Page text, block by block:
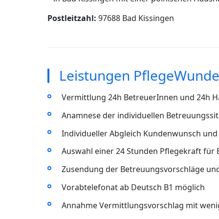
Postleitzahl: 97688 Bad Kissingen
Leistungen
Vermittlung 24h BetreuerInnen und 24h
Anamnese der individuellen
Individueller Abgleich Kundenwunsch
Auswahl einer 24 Stunden Pflegekraft für
Zusendung der Betreuungsvorschläge
Vorabtelefonat ab Deutsch B1 möglich
Annahme Vermittlungsvorschlag mit